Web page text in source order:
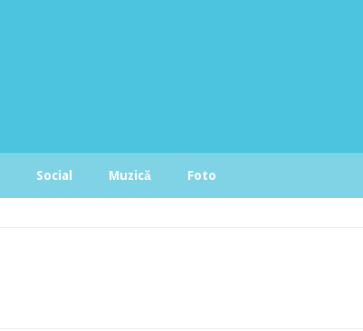
Social Muzică Foto